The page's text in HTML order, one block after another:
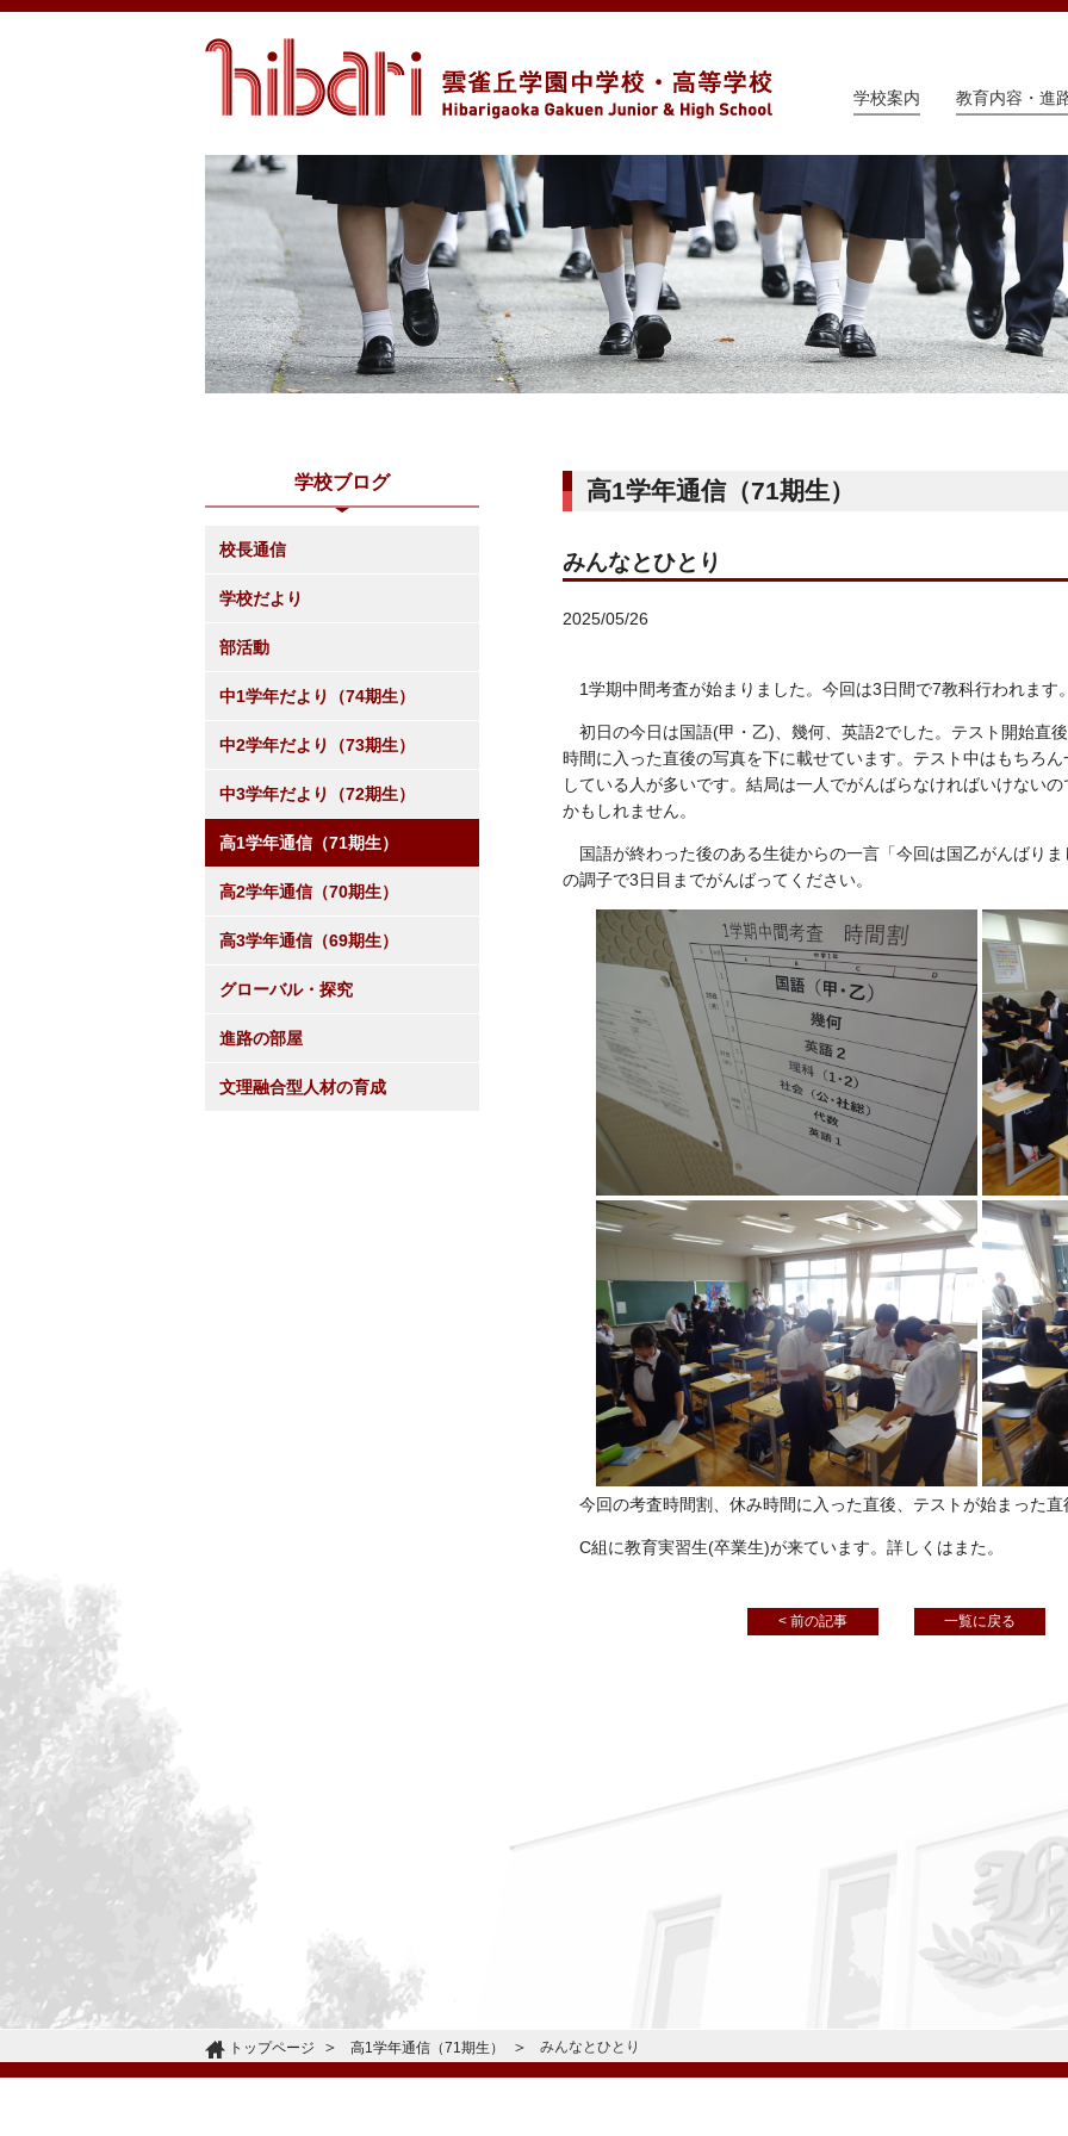
学校案内 教育内容・進
高1学年通信（71期生）
みんなとひとり
2025/05/26
1学期中間考査が始まりました。今回は3日間で7教科行われます
初日の今日は国語(甲・乙)、幾何、英語2でした。テスト開始直
時間に入った直後の写真を下に載せています。テスト中はもちろ
している人が多いです。結局は一人でがんばらなければいけない
かもしれません。
国語が終わった後のある生徒からの一言「今回は国乙がんばり
の調子で3日目までがんばってください。
今回の考査時間割、休み時間に入った直後、テストが始まった直
C組に教育実習生(卒業生)が来ています。詳しくはまた。
< 前の記事 一覧に戻る
学校ブログ
校長通信
学校だより
部活動
中1学年だより（74期生）
中2学年だより（73期生）
中3学年だより（72期生）
高1学年通信（71期生）
高2学年通信（70期生）
高3学年通信（69期生）
グローバル・探究
進路の部屋
文理融合型人材の育成
トップページ 高1学年通信（71期生） みんなとひとり